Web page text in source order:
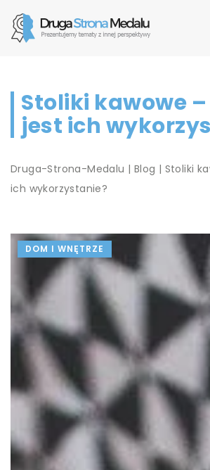
Stoliki kawowe
jest ich
Druga-Strona-Medalu | Blog | Stoliki
ich wykorzystanie?
DOM I WNĘTRZE